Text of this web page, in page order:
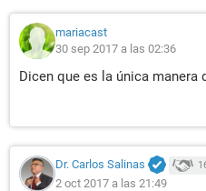
mariacast
30 sep 2017 a las 02:36
Dicen que es la única manera
Dr. Carlos Salinas
2 oct 2017 a las 21:49